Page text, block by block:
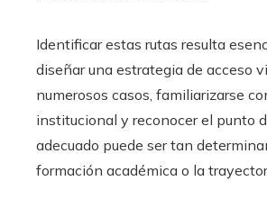
Identificar estas rutas resulta
diseñar una estrategia de acceso
numerosos casos, familiarizarse
institucional y reconocer el punto
adecuado puede ser tan
formación académica o la